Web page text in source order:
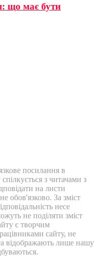
що має бути
посилання в
з читачами з
на листи
обов'язково. За зміст
несе
не поділяти зміст
є творчим
сайту, не
відображають лише нашу